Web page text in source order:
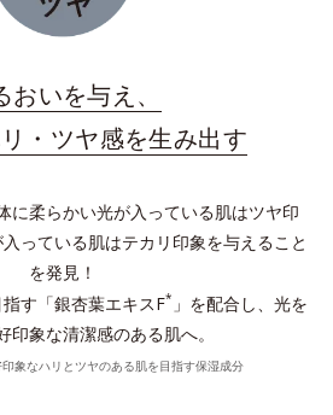
おいを与え、
・ツヤ感を生み出す
に柔らかい光が入っている肌はツヤ印
っている肌はテカリ印象を与えること
を発見！
す「銀杏葉エキスF* 」を配合し、光を
印象な清潔感のある肌へ。
象なハリとツヤのある肌を目指す保湿成分